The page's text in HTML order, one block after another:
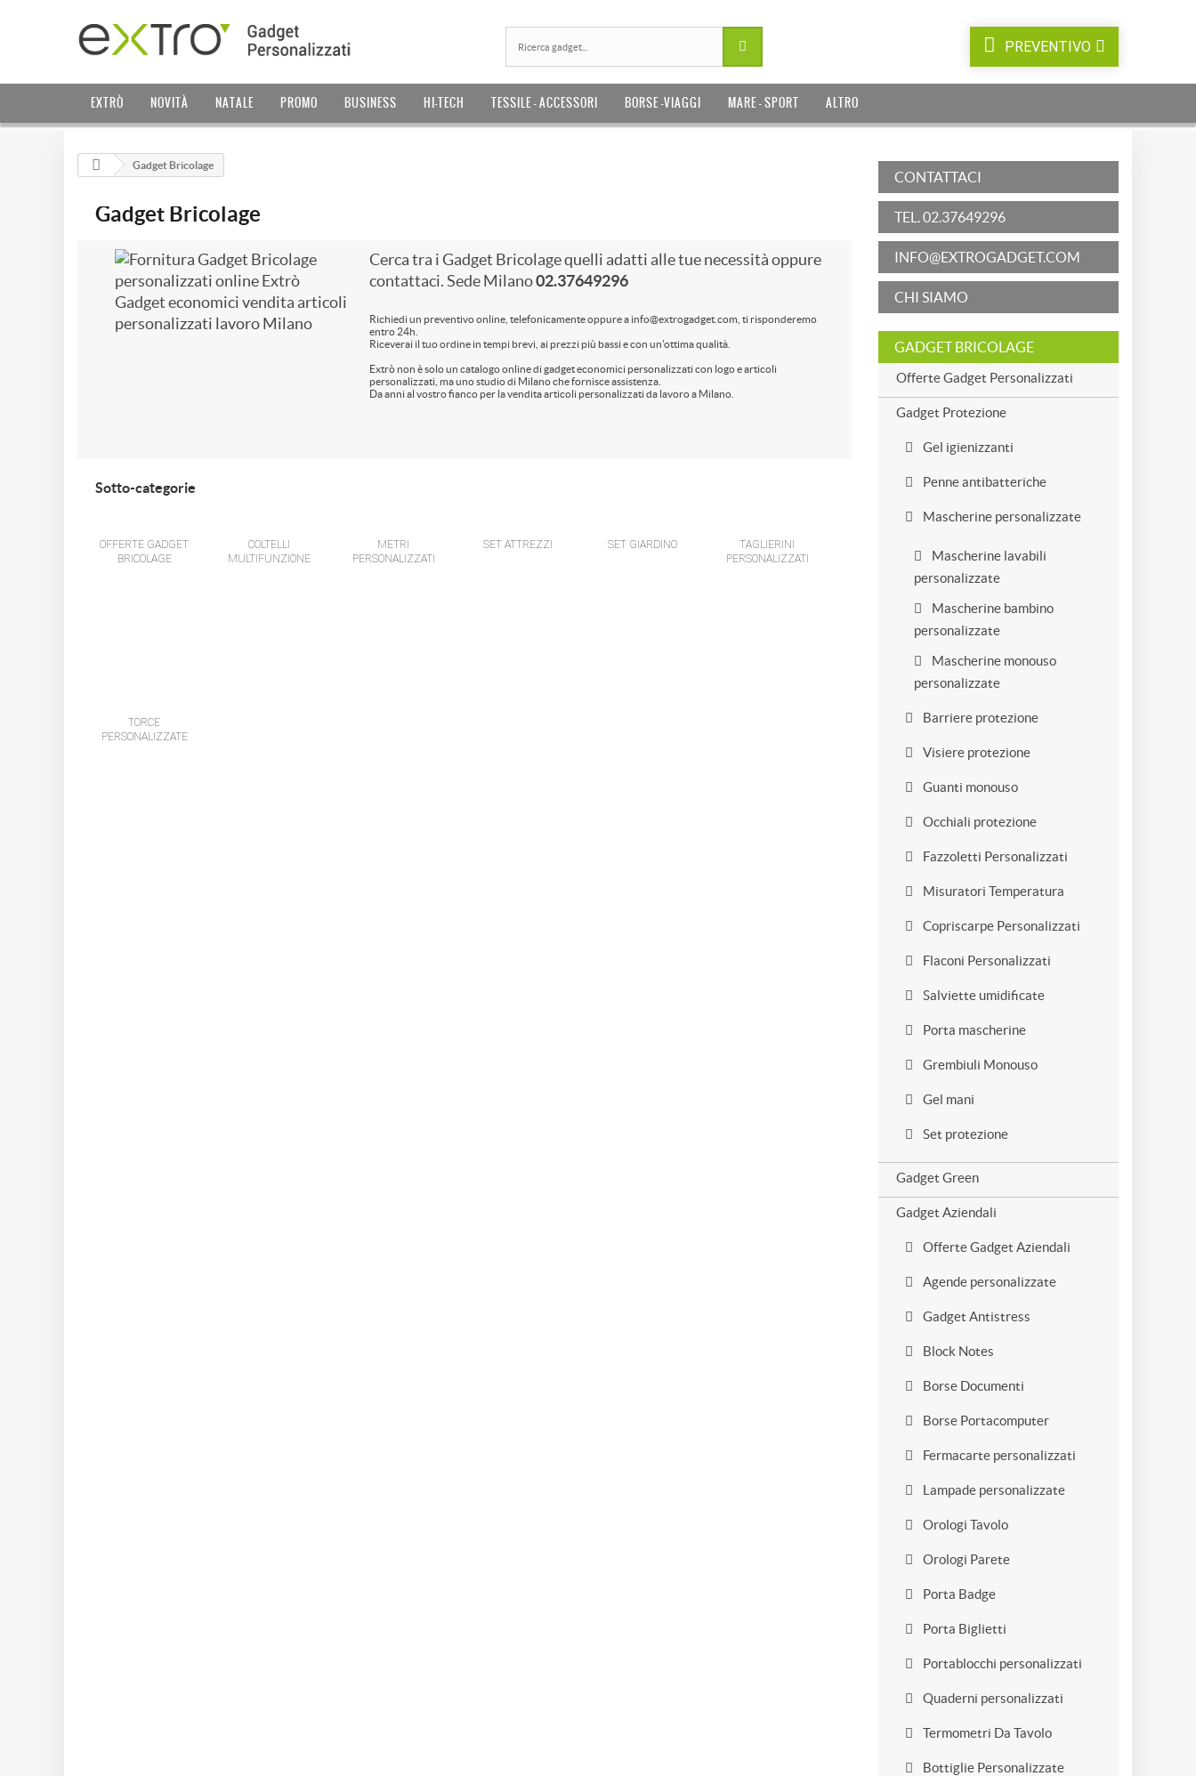
PREVENTIVO
EXTRÒ NOVITÀ NATALE PROMO BUSINESS HI-TECH TESSILE - ACCESSORI BORSE -VIAGGI MARE - SPORT ALTRO
Gadget Bricolage
Gadget Bricolage
Cerca tra i Gadget Bricolage quelli adatti alle tue necessità oppure
contattaci. Sede Milano02.37649296
Richiedi un preventivo online, telefonicamente oppure a info@extrogadget.com, ti risponderemo
entro 24h.
Riceverai il tuo ordine in tempi brevi, ai prezzi più bassi e con un'ottima qualità.
Extrò non è solo un catalogo online di gadget economici personalizzati con logo e articoli
personalizzati, ma uno studio di Milano che fornisce assistenza.
Da anni al vostro fianco per la vendita articoli personalizzati da lavoro a Milano.
Sotto-categorie
OFFERTE GADGET
BRICOLAGE
COLTELLI
MULTIFUNZIONE
METRI
PERSONALIZZATI
SET ATTREZZI SET GIARDINO
TAGLIERINI
PERSONALIZZATI
TORCE
PERSONALIZZATE
CONTATTACI
TEL. 02.37649296
INFO@EXTROGADGET.COM
CHI SIAMO
GADGET BRICOLAGE
Offerte Gadget Personalizzati
Gadget Protezione
Gel igienizzanti
Penne antibatteriche
Mascherine personalizzate
Mascherine lavabili
personalizzate
Mascherine bambino
personalizzate
Mascherine monouso
personalizzate
Barriere protezione
Visiere protezione
Guanti monouso
Occhiali protezione
Fazzoletti Personalizzati
Misuratori Temperatura
Copriscarpe Personalizzati
Flaconi Personalizzati
Salviette umidificate
Porta mascherine
Grembiuli Monouso
Gel mani
Set protezione
Gadget Green
Gadget Aziendali
Offerte Gadget Aziendali
Agende personalizzate
Gadget Antistress
Block Notes
Borse Documenti
Borse Portacomputer
Fermacarte personalizzati
Lampade personalizzate
Orologi Tavolo
Orologi Parete
Porta Badge
Porta Biglietti
Portablocchi personalizzati
Quaderni personalizzati
Termometri Da Tavolo
Bottiglie Personalizzate